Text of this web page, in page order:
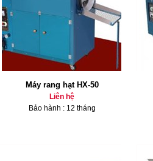
Máy rang hạt HX-50
Liên hệ
Bảo hành : 12 tháng